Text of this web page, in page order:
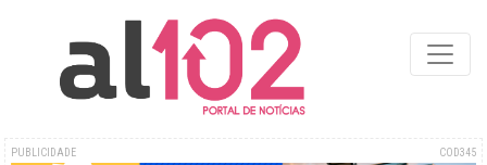
PUBLICIDADE COD345